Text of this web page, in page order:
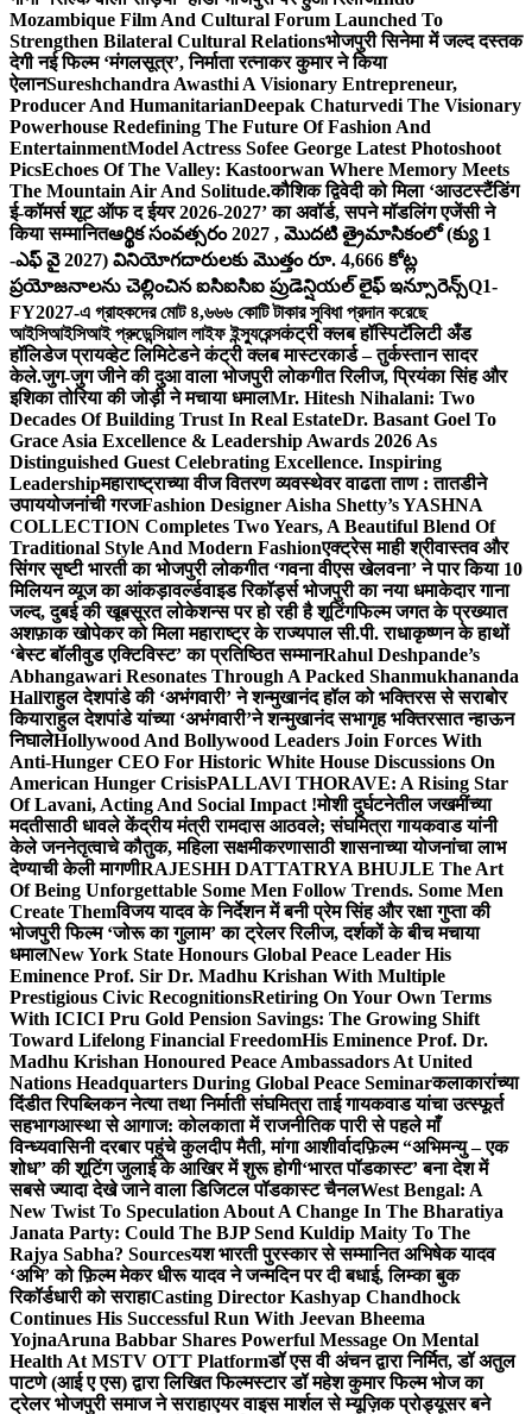
Mozambique Film And Cultural Forum Launched To
Strengthen Bilateral Cultural Relationsभोजपुरी सिनेमा में जल्द दस्तक
देगी नई फिल्म ‘मंगलसूत्र’, निर्माता रत्नाकर कुमार ने किया
ऐलानSureshchandra Awasthi A Visionary Entrepreneur,
Producer And HumanitarianDeepak Chaturvedi The Visionary
Powerhouse Redefining The Future Of Fashion And
EntertainmentModel Actress Sofee George Latest Photoshoot
PicsEchoes Of The Valley: Kastoorwan Where Memory Meets
The Mountain Air And Solitude.कौशिक द्विवेदी को मिला ‘आउटस्टैंडिंग
ई-कॉमर्स शूट ऑफ द ईयर 2026-2027’ का अवॉर्ड, सपने मॉडलिंग एजेंसी ने
किया सम्मानितఆర్థిక సంవత్సరం 2027 , మొదటి త్రైమాసికంలో (క్యు 1
-ఎఫ్ వై 2027) వినియోగదారులకు మొత్తం రూ. 4,666 కోట్ల
ప్రయోజనాలను చెల్లించిన ఐసిఐసిఐ ప్రుడెన్షియల్ లైఫ్ ఇన్సూరెన్స్Q1-
FY2027-এ গ্রাহকদের মোট ৪,৬৬৬ কোটি টাকার সুবিধা প্রদান করেছে
আইসিআইসিআই প্রুডেন্সিয়াল লাইফ ইন্স্যুরেন্সकंट्री क्लब हॉस्पिटॅलिटी अँड
हॉलिडेज प्रायव्हेट लिमिटेडने कंट्री क्लब मास्टरकार्ड – तुर्कस्तान सादर
केले.जुग-जुग जीने की दुआ वाला भोजपुरी लोकगीत रिलीज, प्रियंका सिंह और
इशिका तोरिया की जोड़ी ने मचाया धमालMr. Hitesh Nihalani: Two
Decades Of Building Trust In Real EstateDr. Basant Goel To
Grace Asia Excellence & Leadership Awards 2026 As
Distinguished Guest Celebrating Excellence. Inspiring
Leadershipमहाराष्ट्राच्या वीज वितरण व्यवस्थेवर वाढता ताण : तातडीने
उपाययोजनांची गरजFashion Designer Aisha Shetty’s YASHNA
COLLECTION Completes Two Years, A Beautiful Blend Of
Traditional Style And Modern Fashionएक्ट्रेस माही श्रीवास्तव और
सिंगर सृष्टी भारती का भोजपुरी लोकगीत ‘गवना वीएस खेलवना’ ने पार किया 10
मिलियन व्यूज का आंकड़ावर्ल्डवाइड रिकॉर्ड्स भोजपुरी का नया धमाकेदार गाना
जल्द, दुबई की खूबसूरत लोकेशन्स पर हो रही है शूटिंगफिल्म जगत के प्रख्यात
अशफ़ाक खोपेकर को मिला महाराष्ट्र के राज्यपाल सी.पी. राधाकृष्णन के हाथों
‘बेस्ट बॉलीवुड एक्टिविस्ट’ का प्रतिष्ठित सम्मानRahul Deshpande’s
Abhangawari Resonates Through A Packed Shanmukhananda
Hallराहुल देशपांडे की ‘अभंगवारी’ ने शन्मुखानंद हॉल को भक्तिरस से सराबोर
कियाराहुल देशपांडे यांच्या ‘अभंगवारी’ने शन्मुखानंद सभागृह भक्तिरसात न्हाऊन
निघालेHollywood And Bollywood Leaders Join Forces With
Anti-Hunger CEO For Historic White House Discussions On
American Hunger CrisisPALLAVI THORAVE: A Rising Star
Of Lavani, Acting And Social Impact !मोशी दुर्घटनेतील जखमींच्या
मदतीसाठी धावले केंद्रीय मंत्री रामदास आठवले; संघमित्रा गायकवाड यांनी
केले जननेतृत्वाचे कौतुक, महिला सक्षमीकरणासाठी शासनाच्या योजनांचा लाभ
देण्याची केली मागणीRAJESHH DATTATRYA BHUJLE The Art
Of Being Unforgettable Some Men Follow Trends. Some Men
Create Themविजय यादव के निर्देशन में बनी प्रेम सिंह और रक्षा गुप्ता की
भोजपुरी फिल्म ‘जोरू का गुलाम’ का ट्रेलर रिलीज, दर्शकों के बीच मचाया
धमालNew York State Honours Global Peace Leader His
Eminence Prof. Sir Dr. Madhu Krishan With Multiple
Prestigious Civic RecognitionsRetiring On Your Own Terms
With ICICI Pru Gold Pension Savings: The Growing Shift
Toward Lifelong Financial FreedomHis Eminence Prof. Dr.
Madhu Krishan Honoured Peace Ambassadors At United
Nations Headquarters During Global Peace Seminarकलाकारांच्या
दिंडीत रिपब्लिकन नेत्या तथा निर्माती संघमित्रा ताई गायकवाड यांचा उत्स्फूर्त
सहभागआस्था से आगाज: कोलकाता में राजनीतिक पारी से पहले माँ
विन्ध्यवासिनी दरबार पहुंचे कुलदीप मैती, मांगा आशीर्वादफ़िल्म “अभिमन्यु – एक
शोध” की शूटिंग जुलाई के आखिर में शुरू होगी‘भारत पॉडकास्ट’ बना देश में
सबसे ज्यादा देखे जाने वाला डिजिटल पॉडकास्ट चैनलWest Bengal: A
New Twist To Speculation About A Change In The Bharatiya
Janata Party: Could The BJP Send Kuldip Maity To The
Rajya Sabha? Sourcesयश भारती पुरस्कार से सम्मानित अभिषेक यादव
‘अभि’ को फ़िल्म मेकर धीरू यादव ने जन्मदिन पर दी बधाई, लिम्का बुक
रिकॉर्डधारी को सराहाCasting Director Kashyap Chandhock
Continues His Successful Run With Jeevan Bheema
YojnaAruna Babbar Shares Powerful Message On Mental
Health At MSTV OTT Platformडॉ एस वी अंचन द्वारा निर्मित, डॉ अतुल
पाटणे (आई ए एस) द्वारा लिखित फिल्मस्टार डॉ महेश कुमार फिल्म भोज का
ट्रेलर भोजपुरी समाज ने सराहाएयर वाइस मार्शल से म्यूज़िक प्रोड्यूसर बने